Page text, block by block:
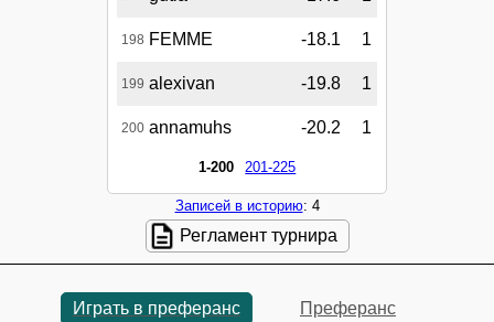
198 FEMME -18.1 1
199 alexivan -19.8 1
200 annamuhs -20.2 1
1-200 201-225
Записей в историю: 4
Регламент турнира
Играть в преферанс Преферанс